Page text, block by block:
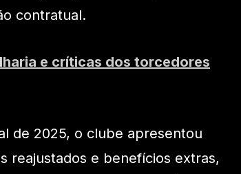
contratual.
e críticas dos torcedores
de 2025, o clube apresentou
reajustados e benefícios extras,